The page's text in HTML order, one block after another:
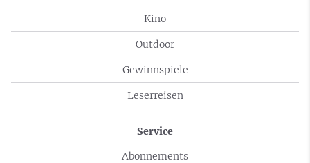
Kino
Outdoor
Gewinnspiele
Leserreisen
Service
Abonnements